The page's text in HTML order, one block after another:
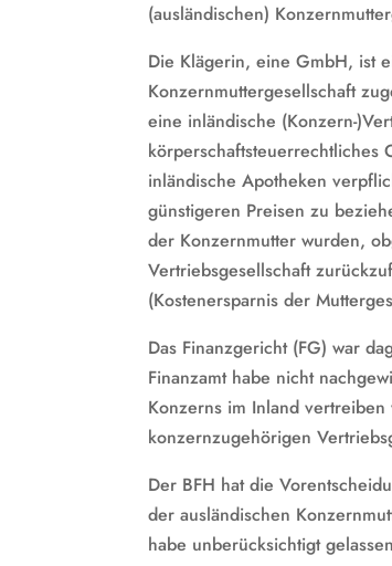
(ausländischen)
Die Klägerin, eine GmbH, ist
Konzernmuttergesellschaft
eine inländische (Konzern-
körperschaftsteuerrechtliches
inländische Apotheken
günstigeren Preisen zu
der Konzernmutter wurden,
Vertriebsgesellschaft
(Kostenersparnis der
Das Finanzgericht (FG) war
Finanzamt habe nicht
Konzerns im Inland
konzernzugehörigen
Der BFH hat die
der ausländischen
habe unberücksichtigt